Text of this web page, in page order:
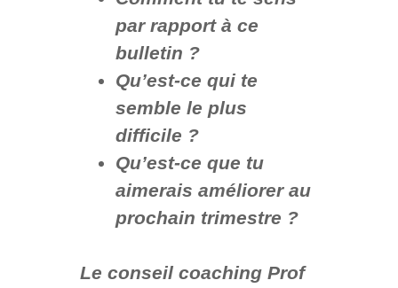
par rapport à ce
bulletin ?
Qu’est-ce qui te
semble le plus
difficile ?
Qu’est-ce que tu
aimerais améliorer au
prochain trimestre ?
Le conseil coaching Prof